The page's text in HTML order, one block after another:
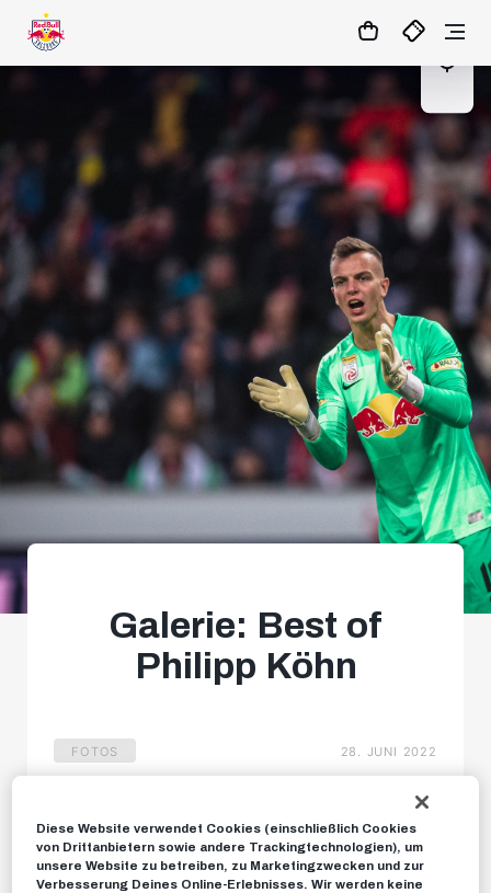
03:22 MATCHCENTER
Galerie: Best of
Philipp Köhn
FOTOS 28. JUNI 2022
Diese Website verwendet Cookies (einschließlich Cookies
von Drittanbietern sowie andere Trackingtechnologien), um
unsere Website zu betreiben, zu Marketingzwecken und zur
Verbesserung Deines Online-Erlebnisses. Wir werden keine